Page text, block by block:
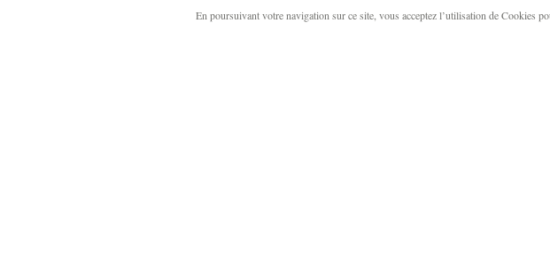
En poursuivant votre navigation sur ce site, vous acceptez l’utilisation de Cookies